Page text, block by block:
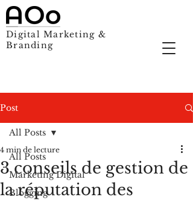
Digital Marketing &
Branding
Post
All Posts
Marketing Digital
Blogging
All Posts
3 conseils de gestion de
la réputation des
4 min de lecture